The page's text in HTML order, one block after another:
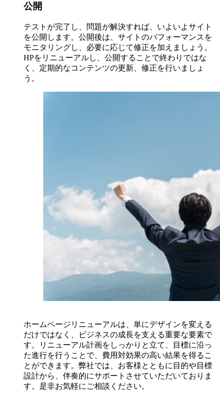
公開
テストが完了し、問題が解決すれば、いよいよサイト
を公開します。公開後は、サイトのパフォーマンスを
モニタリングし、必要に応じて修正を加えましょう。
HPをリニューアルし、公開することで終わりではな
く、定期的なコンテンツの更新、修正を行いましょ
う。
ホームページリニューアルは、単にデザインを変える
だけではなく、ビジネスの成長を支える重要な要素で
す。リニューアル計画をしっかりと立て、目標に沿っ
た進行を行うことで、費用対効果の高い結果を得るこ
とができます。弊社では、お客様とともに目的や目標
設計から、伴奏的にサポートさせていただいておりま
す。是非お気軽にご相談ください。